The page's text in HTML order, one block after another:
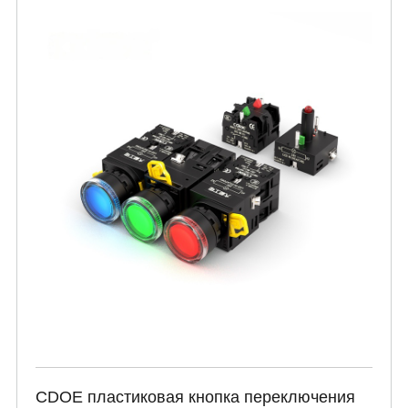
CDOE пластиковая кнопка переключения